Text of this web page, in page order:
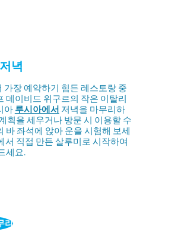
저녁
가장 예약하기 힘든 레스토랑 중
데이비드 위구르의 작은 이탈리
아 루시아에서 저녁을 마무리하
획을 세우거나 방문 시 이용할 수
바 좌석에 앉아 운을 시험해 보세
서 직접 만든 살루미로 시작하여
세요.
리